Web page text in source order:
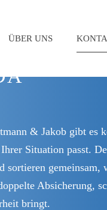
ÜBER UNS
& Jakob gibt es
Situation passt.
sortieren gemeinsam,
Absicherung,
bringt.